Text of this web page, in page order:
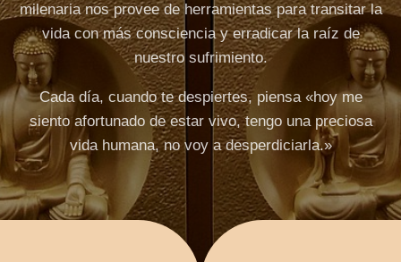
milenaria nos provee de herramientas para transitar la
vida con más consciencia y erradicar la raíz de
nuestro sufrimiento.
Cada día, cuando te despiertes, piensa «hoy me
siento afortunado de estar vivo, tengo una preciosa
vida humana, no voy a desperdiciarla.»